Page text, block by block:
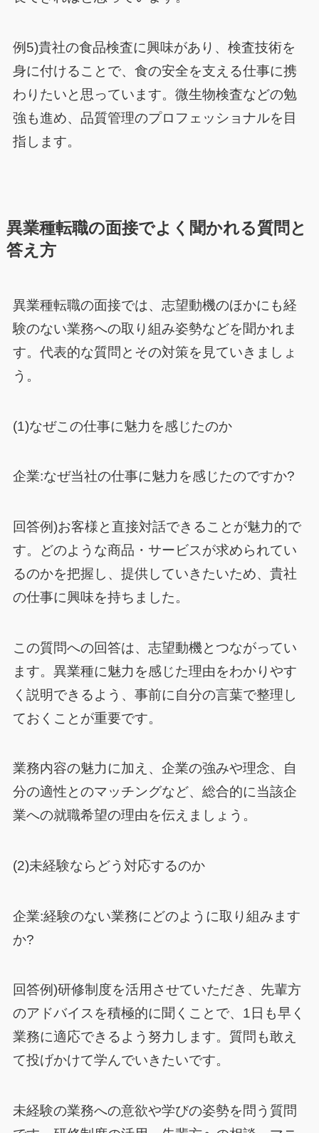
例5)貴社の食品検査に興味があり、検査技術を
身に付けることで、食の安全を支える仕事に携
わりたいと思っています。微生物検査などの勉
強も進め、品質管理のプロフェッショナルを目
指します。
異業種転職の面接でよく聞かれる質問と
答え方
異業種転職の面接では、志望動機のほかにも経
験のない業務への取り組み姿勢などを聞かれま
す。代表的な質問とその対策を見ていきましょ
う。
(1)なぜこの仕事に魅力を感じたのか
企業:なぜ当社の仕事に魅力を感じたのですか?
回答例)お客様と直接対話できることが魅力的で
す。どのような商品・サービスが求められてい
るのかを把握し、提供していきたいため、貴社
の仕事に興味を持ちました。
この質問への回答は、志望動機とつながってい
ます。異業種に魅力を感じた理由をわかりやす
く説明できるよう、事前に自分の言葉で整理し
ておくことが重要です。
業務内容の魅力に加え、企業の強みや理念、自
分の適性とのマッチングなど、総合的に当該企
業への就職希望の理由を伝えましょう。
(2)未経験ならどう対応するのか
企業:経験のない業務にどのように取り組みます
か?
回答例)研修制度を活用させていただき、先輩方
のアドバイスを積極的に聞くことで、1日も早く
業務に適応できるよう努力します。質問も敢え
て投げかけて学んでいきたいです。
未経験の業務への意欲や学びの姿勢を問う質問